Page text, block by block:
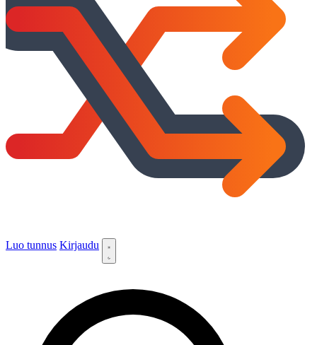
Luo tunnus Kirjaudu